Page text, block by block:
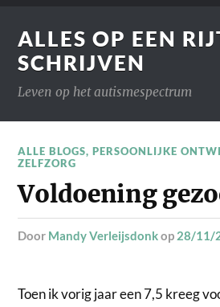
ALLES OP EEN
SCHRIJVEN
Leven op het autismespectrum
ALLE BLOGS,PERSOONLIJKE
ZELFZORG
Voldoening
door Mandy Verleijsdonkop 28/11/
Toen ik vorig jaar een 7,5 kreeg